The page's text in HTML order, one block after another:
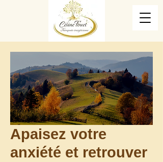
Apaisez votre
anxiété et retrouver